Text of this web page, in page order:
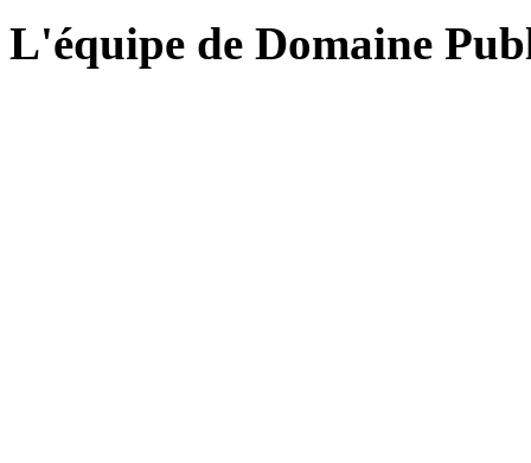
L'équipe de Domaine